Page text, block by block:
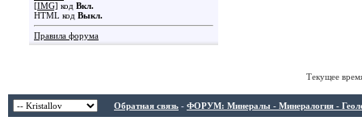
[IMG] код Вкл.
HTML код Выкл.
Правила форума
Текущее
Обратная связь - ФОРУМ: Минералы - Минералогия -